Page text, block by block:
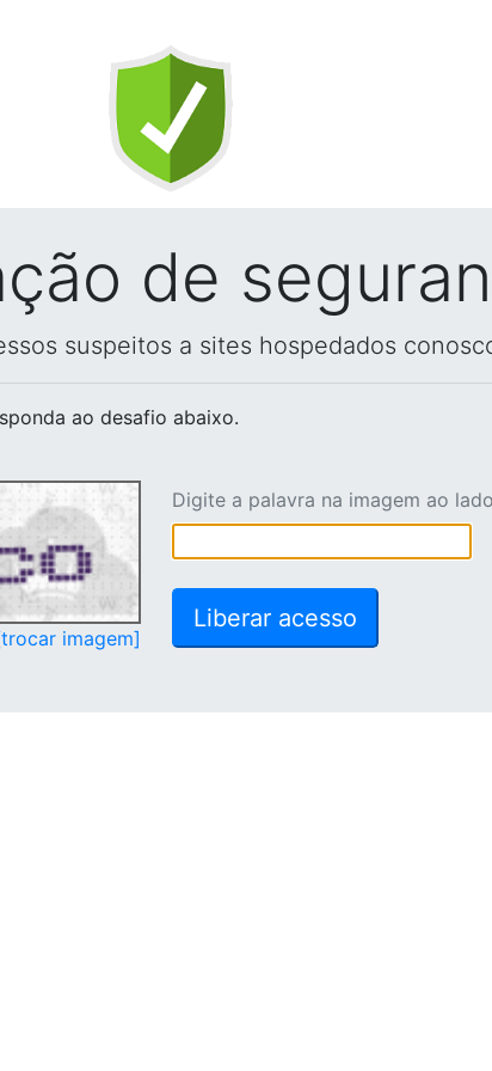
de
suspeitos a sites hospedados
ao desafio abaixo.
imagem]
Digite a palavra na imagem ao